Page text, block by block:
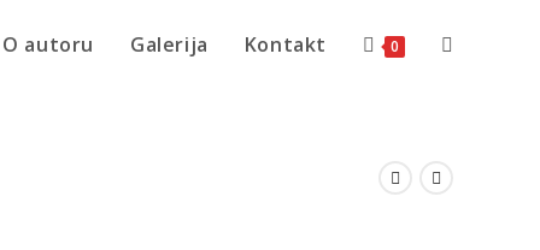
O autoru Galerija Kontakt 0